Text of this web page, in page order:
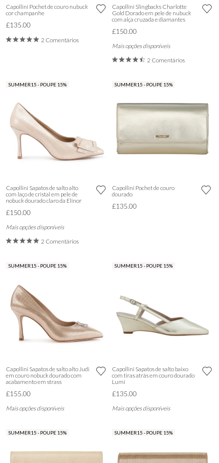
Capollini Pochet de couro nubuck
cor champanhe
£135.00
2 Comentários
Capollini Slingbacks Charlotte
Gold Dorado em pele de nubuck
com alça cruzada e diamantes
£150.00
Mais opções disponíveis
2 Comentários
SUMMER15 - POUPE 15%
Capollini Sapatos de salto alto
com laço de cristal em pele de
nobuck dourado claro da Elinor
£150.00
Mais opções disponíveis
2 Comentários
SUMMER15 - POUPE 15%
Capollini Pochet de couro
dourado
£135.00
SUMMER15 - POUPE 15%
Capollini Sapatos de salto alto Judi
em couro nobuck dourado com
acabamento em strass
£155.00
Mais opções disponíveis
SUMMER15 - POUPE 15%
Capollini Sapatos de salto baixo
com tiras atrás em couro dourado
Lumi
£135.00
Mais opções disponíveis
SUMMER15 - POUPE 15% SUMMER15 - POUPE 15%